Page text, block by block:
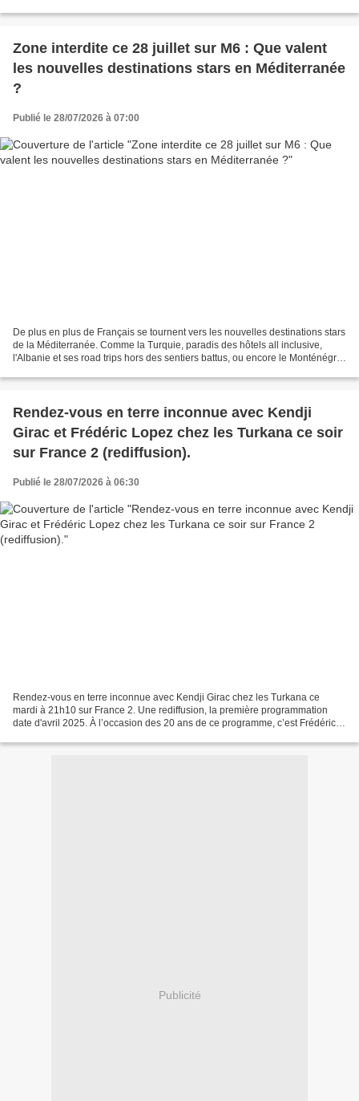
Zone interdite ce 28 juillet sur M6 : Que valent
les nouvelles destinations stars en Méditerranée
?
Publié le 28/07/2026 à 07:00
De plus en plus de Français se tournent vers les nouvelles destinations stars
de la Méditerranée. Comme la Turquie, paradis des hôtels all inclusive,
l'Albanie et ses road trips hors des sentiers battus, ou encore le Monténégro,
Rendez-vous en terre inconnue avec Kendji
Girac et Frédéric Lopez chez les Turkana ce soir
sur France 2 (rediffusion).
Publié le 28/07/2026 à 06:30
Rendez-vous en terre inconnue avec Kendji Girac chez les Turkana ce
mardi à 21h10 sur France 2. Une rediffusion, la première programmation
date d'avril 2025. À l’occasion des 20 ans de ce programme, c’est Frédéric
Publicité